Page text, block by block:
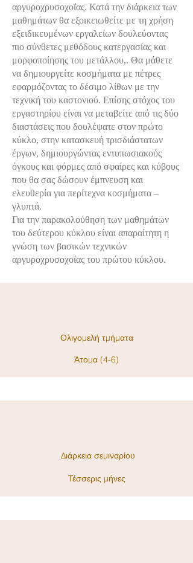
αργυροχρυσοχοΐας. Κατά την διάρκεια των
μαθημάτων θα εξοικειωθείτε με τη χρήση
εξειδικευμένων εργαλείων δουλεύοντας
πιο σύνθετες μεθόδους κατεργασίας και
μορφοποίησης του μετάλλου,. Θα μάθετε
να δημιουργείτε κοσμήματα με πέτρες
εφαρμόζοντας το δέσιμο λίθων με την
τεχνική του καστονιού. Επίσης στόχος του
εργαστηρίου είναι να μεταβείτε από τις δύο
διαστάσεις που δουλέψατε στον πρώτο
κύκλο, στην κατασκευή τρισδιάστατων
έργων, δημιουργώντας εντυπωσιακούς
όγκους και φόρμες από σφαίρες και κύβους
που θα σας δώσουν έμπνευση και
ελευθερία για περίτεχνα κοσμήματα –
γλυπτά.
Για την παρακολούθηση των μαθημάτων
του δεύτερου κύκλου είναι απαραίτητη η
γνώση των βασικών τεχνικών
αργυροχρυσοχοΐας του πρώτου κύκλου.
Ολιγομελή τμήματα
Άτομα (4-6)
Διάρκεια σεμιναρίου
Τέσσερις μήνες